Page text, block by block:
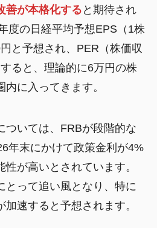
善が本格化する と期待され
度の日経平均予想EPS（1株
と予想され、PER（株価収
ると、理論的に6万円の株
に入ってきます。
ついては、FRBが段階的な
年末にかけて政策金利が4%
が高いとされています。
とって追い風となり、特に
速すると予想されます。